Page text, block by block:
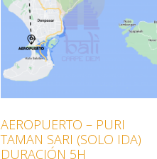
AEROPUERTO – PURI
TAMAN SARI (SOLO IDA)
DURACIÓN 5H